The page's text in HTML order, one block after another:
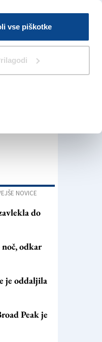
vse piškotke
Iskanje
NOVICE
do
odkar
je oddaljila
Peak je